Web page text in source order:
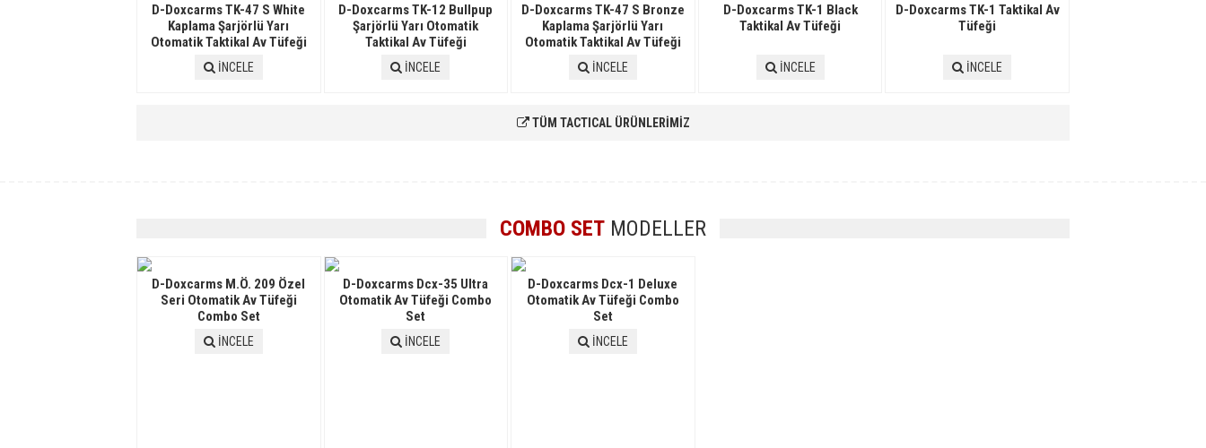
D-Doxcarms TK-47 S White
Kaplama Şarjörlü Yarı
Otomatik Taktikal Av Tüfeği
İNCELE
D-Doxcarms TK-12 Bullpup
Şarjörlü Yarı Otomatik
Taktikal Av Tüfeği
İNCELE
D-Doxcarms TK-47 S Bronze
Kaplama Şarjörlü Yarı
Otomatik Taktikal Av Tüfeği
İNCELE
D-Doxcarms TK-1 Black
Taktikal Av Tüfeği
İNCELE
D-Doxcarms TK-1 Taktikal Av
Tüfeği
İNCELE
TÜM TACTICAL ÜRÜNLERİMİZ
COMBO SET MODELLER
D-Doxcarms M.Ö. 209 Özel
Seri Otomatik Av Tüfeği
Combo Set
İNCELE
D-Doxcarms Dcx-35 Ultra
Otomatik Av Tüfeği Combo
Set
İNCELE
D-Doxcarms Dcx-1 Deluxe
Otomatik Av Tüfeği Combo
Set
İNCELE